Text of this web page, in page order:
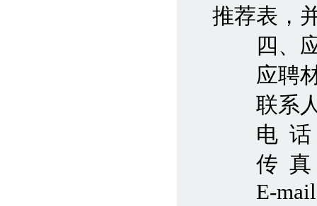
推荐表，
四、应
应聘材
联系
电 话：
传 真：
E-